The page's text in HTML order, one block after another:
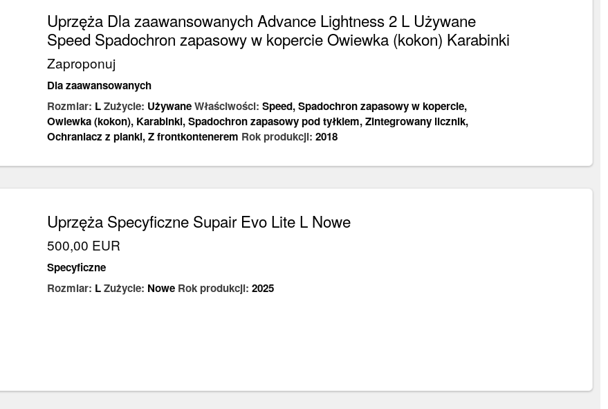
Uprzęża Dla zaawansowanych Advance Lightness 2 L Używane
Speed Spadochron zapasowy w kopercie Owiewka (kokon) Karabinki
Zaproponuj
Dla zaawansowanych
Rozmiar: LZużycie: UżywaneWłaściwości: Speed,Spadochron zapasowy w kopercie,
Owiewka (kokon), Karabinki,Spadochron zapasowy pod tyłkiem,Zintegrowany licznik,
Ochraniacz z pianki,Z frontkontenerem Rok produkcji: 2018
Uprzęża Specyficzne Supair Evo Lite L Nowe
500,00 EUR
Specyficzne
Rozmiar: LZużycie: NoweRok produkcji: 2025